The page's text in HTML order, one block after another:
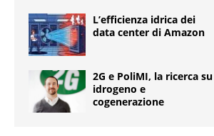
L’efficienza idrica dei
data center di Amazon
2G e PoliMI, la ricerca su
idrogeno e
cogenerazione